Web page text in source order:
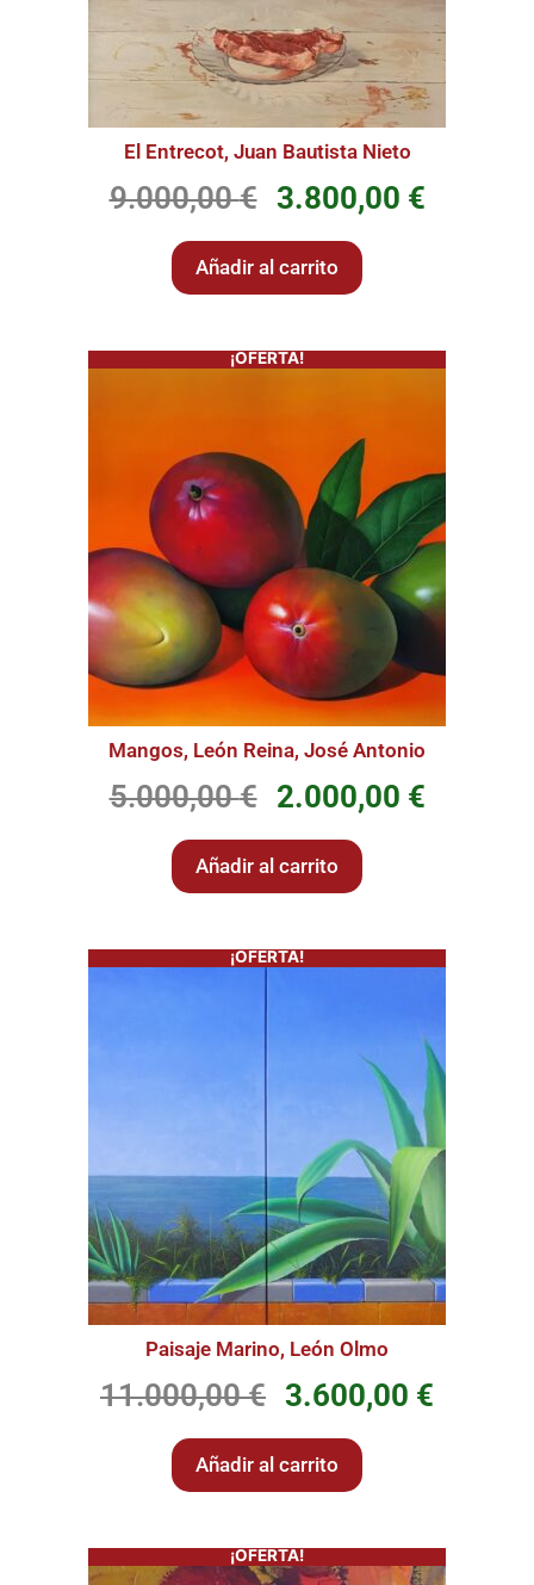
El Entrecot, Juan Bautista Nieto
9.000,00€ 3.800,00 €
Añadir al carrito
¡OFERTA!
Mangos, León Reina, José Antonio
5.000,00€ 2.000,00 €
Añadir al carrito
¡OFERTA!
Paisaje Marino, León Olmo
11.000,00€ 3.600,00 €
Añadir al carrito
¡OFERTA!